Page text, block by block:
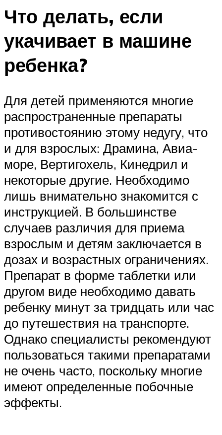
Что делать, если
укачивает в машине
ребенка?
Для детей применяются многие
распространенные препараты
противостоянию этому недугу, что
и для взрослых: Драмина, Авиа-
море, Вертигохель, Кинедрил и
некоторые другие. Необходимо
лишь внимательно знакомится с
инструкцией. В большинстве
случаев различия для приема
взрослым и детям заключается в
дозах и возрастных ограничениях.
Препарат в форме таблетки или
другом виде необходимо давать
ребенку минут за тридцать или час
до путешествия на транспорте.
Однако специалисты рекомендуют
пользоваться такими препаратами
не очень часто, поскольку многие
имеют определенные побочные
эффекты.